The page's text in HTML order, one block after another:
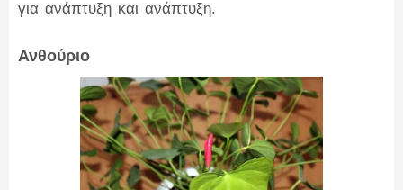
για ανάπτυξη και ανάπτυξη.
Ανθούριο